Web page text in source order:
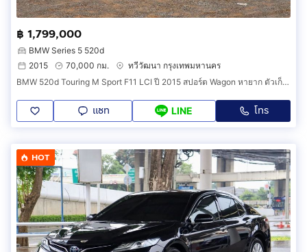
฿ 1,799,000
BMW Series 5 520d
2015
70,000 กม.
ทวีวัฒนา กรุงเทพมหานคร
BMW 520d Touring M Sport F11 LCI ปี 2015 สปอร์ต Wagon หายาก ตัวเก็บสะสม ไมล์น้อย พร้อมใช้งาน
แชท LINE โทร
HOT